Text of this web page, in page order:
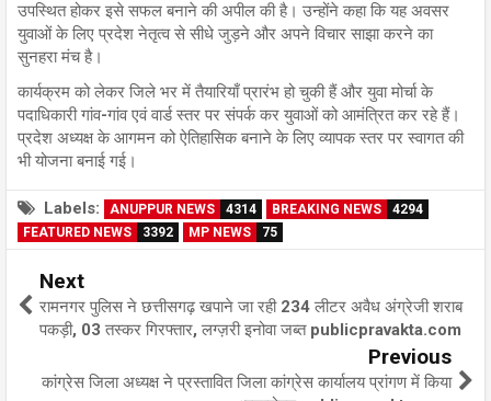
उपस्थित होकर इसे सफल बनाने की अपील की है। उन्होंने कहा कि यह अवसर
युवाओं के लिए प्रदेश नेतृत्व से सीधे जुड़ने और अपने विचार साझा करने का
सुनहरा मंच है।
कार्यक्रम को लेकर जिले भर में तैयारियाँ प्रारंभ हो चुकी हैं और युवा मोर्चा के
पदाधिकारी गांव-गांव एवं वार्ड स्तर पर संपर्क कर युवाओं को आमंत्रित कर रहे हैं।
प्रदेश अध्यक्ष के आगमन को ऐतिहासिक बनाने के लिए व्यापक स्तर पर स्वागत की
भी योजना बनाई गई।
Labels: ANUPPUR NEWS 4314 BREAKING NEWS
4294
FEATURED NEWS
3392 MP NEWS 75
Next
रामनगर पुलिस ने छत्तीसगढ़ खपाने जा रही 234 लीटर अवैध अंग्रेजी शराब
पकड़ी, 03 तस्कर गिरफ्तार, लग्ज़री इनोवा जब्त publicpravakta.com
Previous
कांग्रेस जिला अध्यक्ष ने प्रस्तावित जिला कांग्रेस कार्यालय प्रांगण में किया